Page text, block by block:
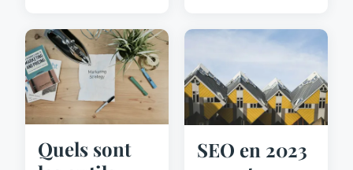
Quels sont
SEO en 2023